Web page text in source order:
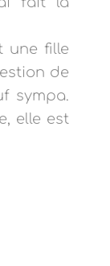
une fille
de
sympa.
elle est